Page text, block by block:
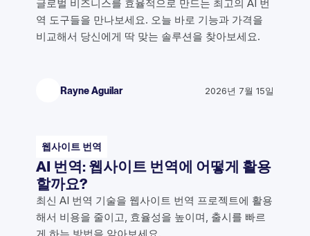
글로벌 비즈니스를 효율적으로 만드는 최고의 AI 번
역 도구들을 만나보세요. 오늘 바로 기능과 가격을
비교해서 당신에게 딱 맞는 솔루션을 찾아보세요.
Rayne Aguilar 2026년 7월 15일
웹사이트 번역
AI 번역: 웹사이트 번역에 어떻게 활용
할까요?
최신 AI 번역 기술을 웹사이트 번역 프로젝트에 활용
해서 비용을 줄이고, 효율성을 높이며, 출시를 빠르
게 하는 방법을 알아보세요.